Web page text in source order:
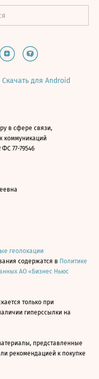
Скачать для Android
в сфере связи,
коммуникаций
77-79546
геолокации
содержатся в Политике
АО «Бизнес Ньюс
только при
гиперссылки на
представленные
рекомендацией к покупке